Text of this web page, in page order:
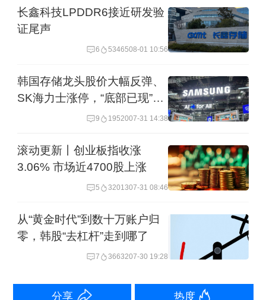
元，同比增长超30万亿韩元，营业利润
则为47.2063万亿韩元，同比翻倍，刷新
万名员工总数计算，人均可发放奖金约
1.4亿韩元，也就是65万人民币。
今年第一季度，该公司业绩还在增长。
第一季度SK海力士营收52.5763万亿韩
元，营业利润37.6103万亿韩元。该公司
季度销售额首次突破50万亿韩元大关，
营业利润则同比暴增405%。
媒体上，SK海力士员工工服已经被调侃
长鑫科技LPDDR6接近研发验
证尾声
6 5346508-01 10:56
韩国存储龙头股价大幅反弹、
SK海力士涨停，“底部已现”仍
9 1952007-31 14:38
滚动更新丨创业板指收涨
3.06% 市场近4700股上涨
5 3201307-31 08:46
从“黄金时代”到数十万账户归
零，韩股“去杠杆”走到哪了
7 3663207-30 19:28
分享 热度